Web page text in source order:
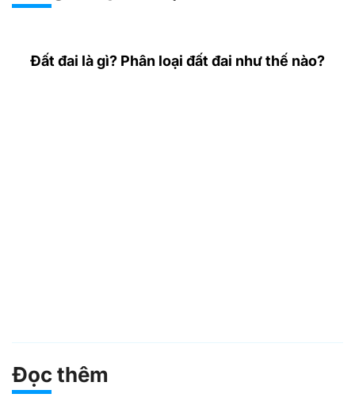
Đất đai là gì? Phân loại đất đai như thế nào?
Đọc thêm